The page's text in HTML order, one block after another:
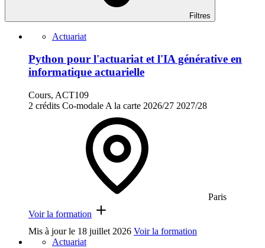
Filtres
Actuariat
Python pour l'actuariat et l'IA générative en
informatique actuarielle
Cours, ACT109
2 crédits Co-modale A la carte 2026/27 2027/28
Paris
Voir la formation
Mis à jour le 18 juillet 2026 Voir la formation
Actuariat